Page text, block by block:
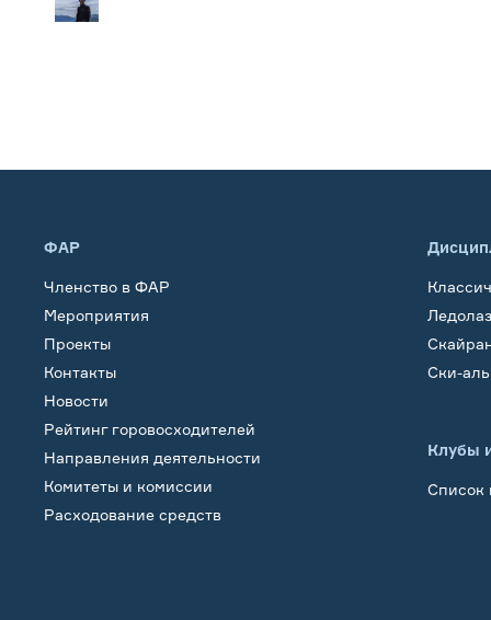
ФАР
Членство в ФАР
Мероприятия
Проекты
Контакты
Новости
Рейтинг горовосходителей
Направления деятельности
Комитеты и комиссии
Расходование средств
Ски-
Клубы
Список